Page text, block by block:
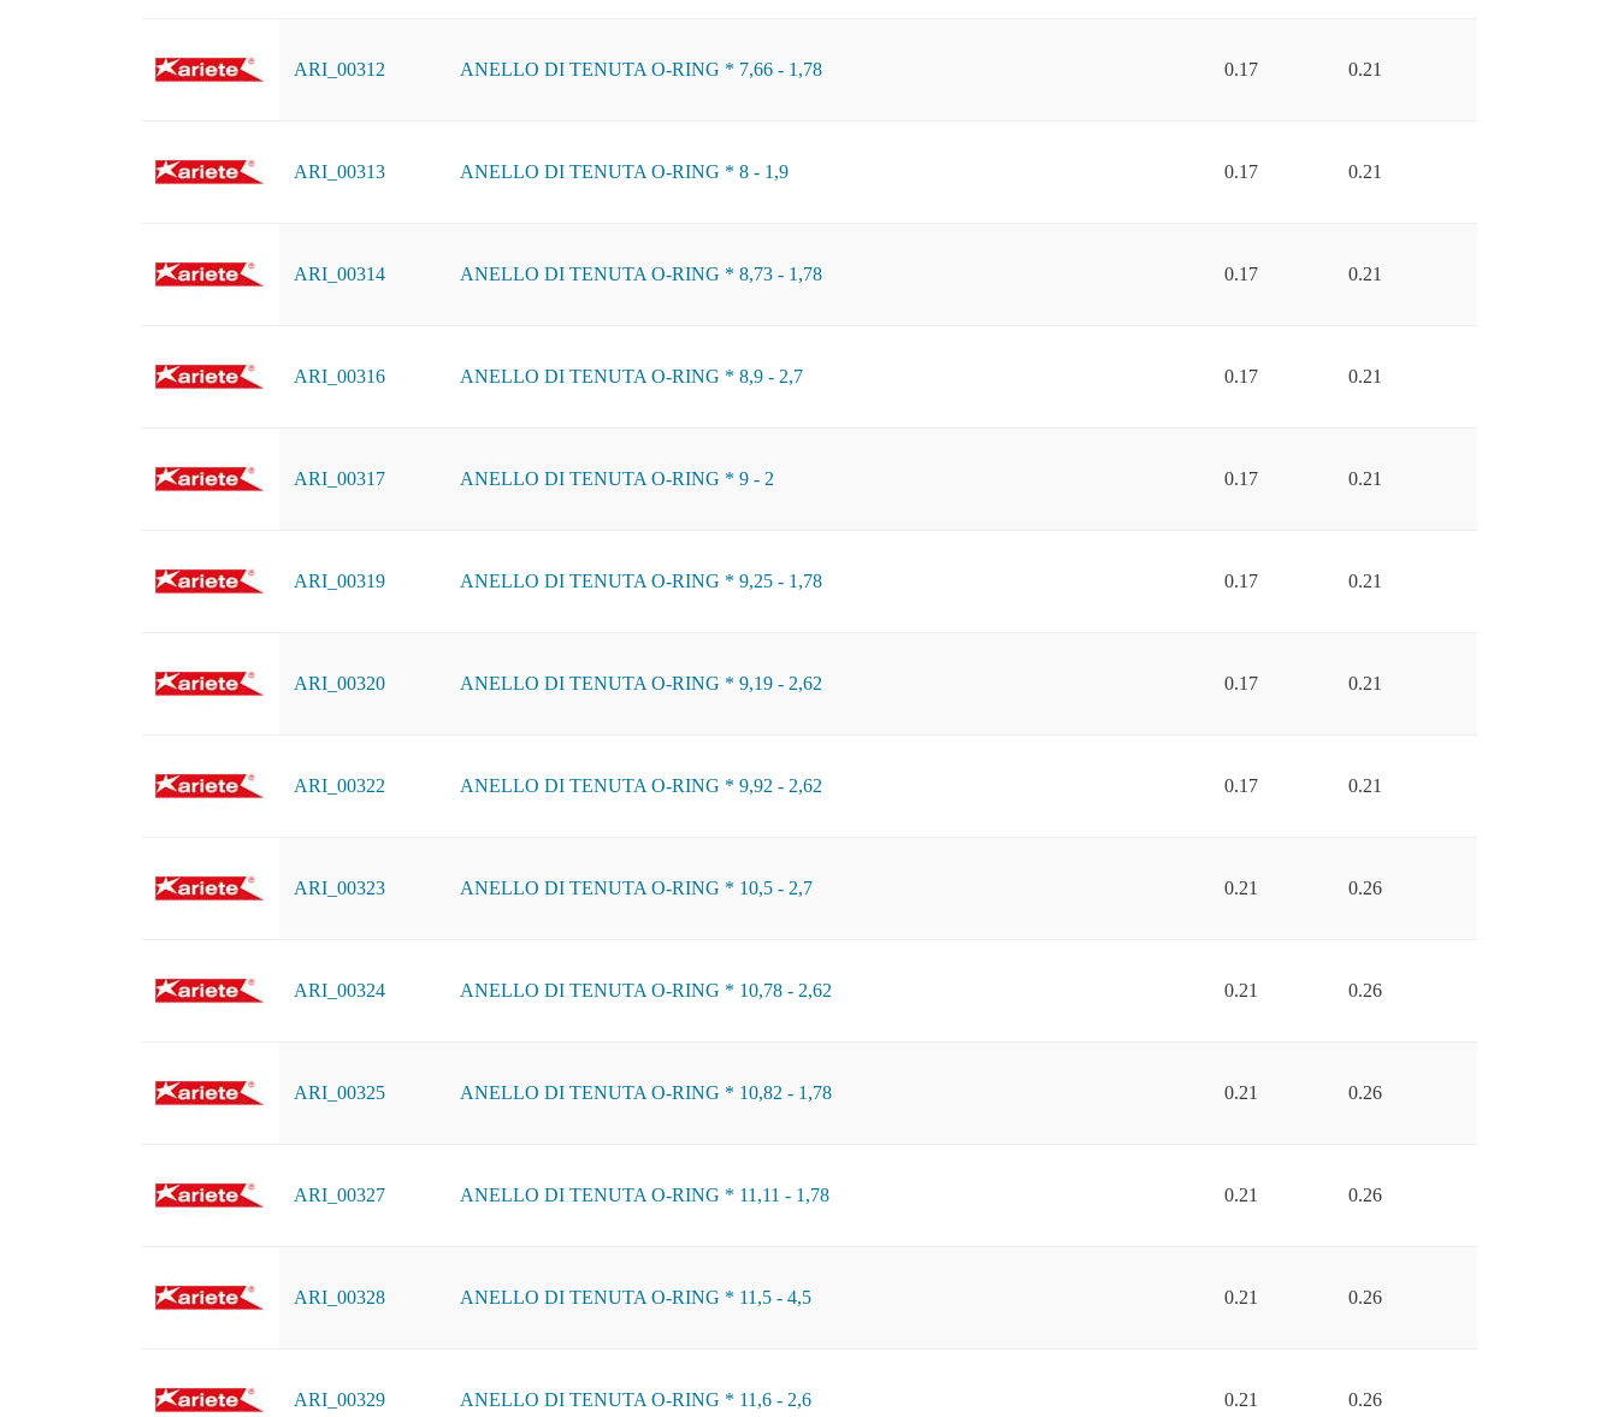
ARI_00312 ANELLO DI TENUTA O-RING * 7,66 - 1,78 0.17 0.21
ARI_00313 ANELLO DI TENUTA O-RING * 8 - 1,9 0.17 0.21
ARI_00314 ANELLO DI TENUTA O-RING * 8,73 - 1,78 0.17 0.21
ARI_00316 ANELLO DI TENUTA O-RING * 8,9 - 2,7 0.17 0.21
ARI_00317 ANELLO DI TENUTA O-RING * 9 - 2 0.17 0.21
ARI_00319 ANELLO DI TENUTA O-RING * 9,25 - 1,78 0.17 0.21
ARI_00320 ANELLO DI TENUTA O-RING * 9,19 - 2,62 0.17 0.21
ARI_00322 ANELLO DI TENUTA O-RING * 9,92 - 2,62 0.17 0.21
ARI_00323 ANELLO DI TENUTA O-RING * 10,5 - 2,7 0.21 0.26
ARI_00324 ANELLO DI TENUTA O-RING * 10,78 - 2,62 0.21 0.26
ARI_00325 ANELLO DI TENUTA O-RING * 10,82 - 1,78 0.21 0.26
ARI_00327 ANELLO DI TENUTA O-RING * 11,11 - 1,78 0.21 0.26
ARI_00328 ANELLO DI TENUTA O-RING * 11,5 - 4,5 0.21 0.26
ARI_00329 ANELLO DI TENUTA O-RING * 11,6 - 2,6 0.21 0.26